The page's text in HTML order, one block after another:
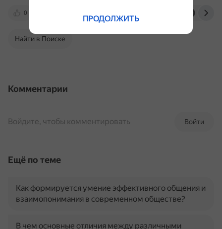
0 dzen.ru
Найти в Поиске
Комментарии
Войти
Войдите, чтобы комментировать
Ещё по теме
Как формируется умение эффективного общения и
взаимопонимания в современном обществе?
В чем основные отличия между различными
ПРОДОЛЖИТЬ